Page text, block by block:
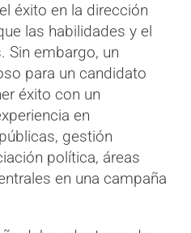
éxito en la dirección
las habilidades y el
Sin embargo, un
para un candidato
éxito con un
en
gestión
política, áreas
en una campaña